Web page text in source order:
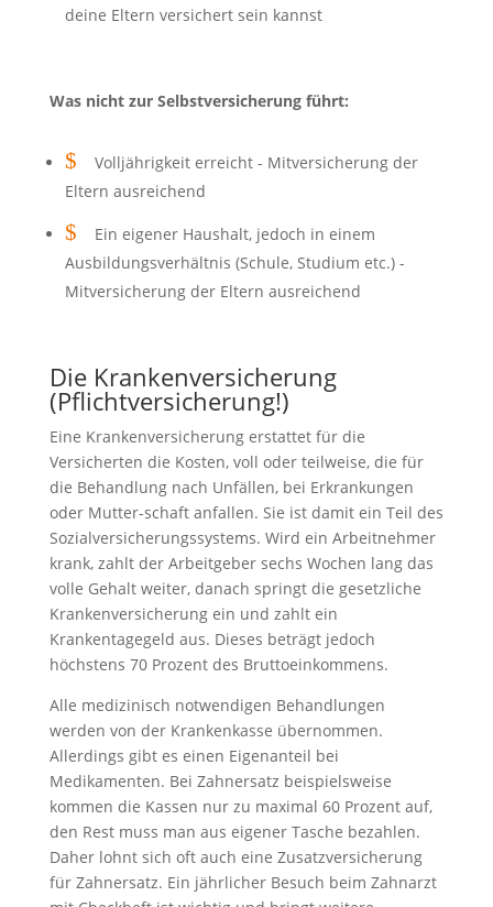
deine Eltern versichert sein kannst
Was nicht zur Selbstversicherung führt:
$
Volljährigkeit erreicht - Mitversicherung der
Eltern ausreichend
$
Ein eigener Haushalt, jedoch in einem
Ausbildungsverhältnis (Schule, Studium etc.) -
Mitversicherung der Eltern ausreichend
Die Krankenversicherung
(Pflichtversicherung!)
Eine Krankenversicherung erstattet für die
Versicherten die Kosten, voll oder teilweise, die für
die Behandlung nach Unfällen, bei Erkrankungen
oder Mutter-schaft anfallen. Sie ist damit ein Teil des
Sozialversicherungssystems. Wird ein Arbeitnehmer
krank, zahlt der Arbeitgeber sechs Wochen lang das
volle Gehalt weiter, danach springt die gesetzliche
Krankenversicherung ein und zahlt ein
Krankentagegeld aus. Dieses beträgt jedoch
höchstens 70 Prozent des Bruttoeinkommens.
Alle medizinisch notwendigen Behandlungen
werden von der Krankenkasse übernommen.
Allerdings gibt es einen Eigenanteil bei
Medikamenten. Bei Zahnersatz beispielsweise
kommen die Kassen nur zu maximal 60 Prozent auf,
den Rest muss man aus eigener Tasche bezahlen.
Daher lohnt sich oft auch eine Zusatzversicherung
für Zahnersatz. Ein jährlicher Besuch beim Zahnarzt